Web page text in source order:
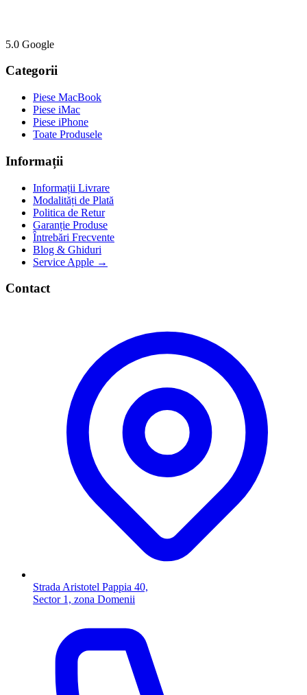
5.0 Google
Categorii
Piese MacBook
Piese iMac
Piese iPhone
Toate Produsele
Informații
Informații Livrare
Modalități de Plată
Politica de Retur
Garanție Produse
Întrebări Frecvente
Blog & Ghiduri
Service Apple →
Contact
Strada Aristotel Pappia 40,
Sector 1, zona Domenii